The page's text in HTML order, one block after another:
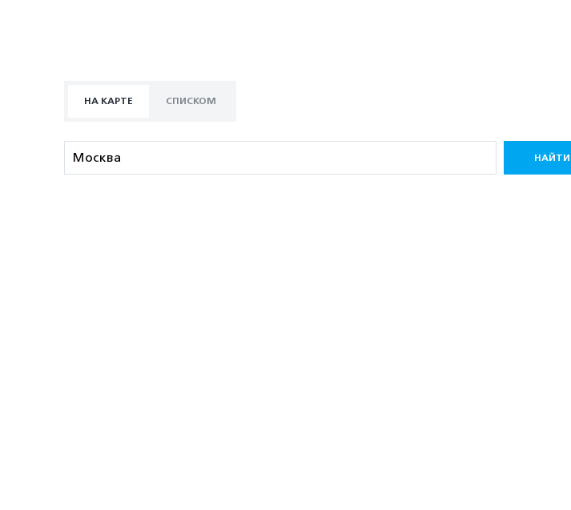
НА КАРТЕ СПИСКОМ
НАЙТИ